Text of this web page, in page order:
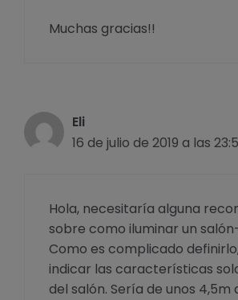
Muchas gracias!!
Eli
16 de julio de 2019 a las
Hola, necesitaría alguna
sobre como iluminar un
Como es complicado
indicar las características
del salón. Sería de unos 4,5m